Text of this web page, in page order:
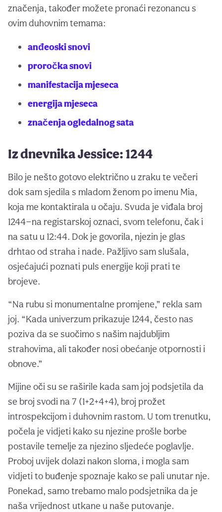
značenja, također možete pronaći rezonancu s
ovim duhovnim temama:
anđeoski snovi
proročka snovi
manifestacija mjeseca
energija mjeseca
značenja ogledalnog sata
Iz dnevnika Jessice: 1244
Bilo je nešto gotovo električno u zraku te večeri
dok sam sjedila s mladom ženom po imenu Mia,
koja me kontaktirala u očaju. Svuda je viđala broj
1244—na registarskoj oznaci, svom telefonu, čak i
na satu u 12:44. Dok je govorila, njezin je glas
drhtao od straha i nade. Pažljivo sam slušala,
osjećajući poznati puls energije koji prati te
brojeve.
“Na rubu si monumentalne promjene,” rekla sam
joj. “Kada univerzum prikazuje 1244, često nas
poziva da se suočimo s našim najdubljim
strahovima, ali također nosi obećanje otpornosti i
obnove.”
Mijine oči su se raširile kada sam joj podsjetila da
se broj svodi na 7 (1+2+4+4), broj prožet
introspekcijom i duhovnim rastom. U tom trenutku,
počela je vidjeti kako su njezine prošle borbe
postavile temelje za njezino sljedeće poglavlje.
Proboj uvijek dolazi nakon sloma, i mogla sam
vidjeti to buđenje spoznaje kako se pali unutar nje.
Ponekad, samo trebamo malo podsjetnika da je
naša vrijednost utkane u naše putovanje.